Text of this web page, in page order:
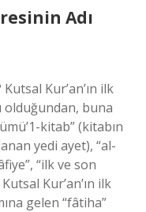
Adı
Kur’an’ın ilk
olduğundan, buna
kitab” (kitabın
yedi ayet), “al-
“ilk ve son
Kur’an’ın ilk
gelen “fâtiha”